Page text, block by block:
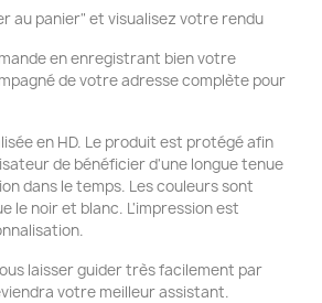
au panier" et visualisez votre rendu
en enregistrant bien votre
de votre adresse complète pour
en HD. Le produit est protégé afin
de bénéficier d'une longue tenue
dans le temps. Les couleurs sont
le noir et blanc. L'impression est
laisser guider très facilement par
votre meilleur assistant.